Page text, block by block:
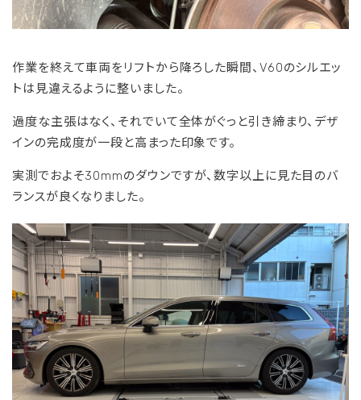
作業を終えて車両をリフトから降ろした瞬間、V60のシルエッ
トは見違えるように整いました。
過度な主張はなく、それでいて全体がぐっと引き締まり、デザ
インの完成度が一段と高まった印象です。
実測でおよそ30mmのダウンですが、数字以上に見た目のバ
ランスが良くなりました。